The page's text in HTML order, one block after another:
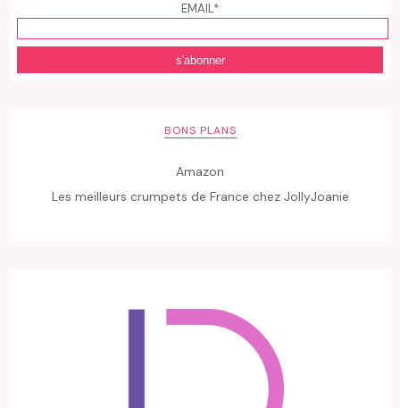
EMAIL*
BONS PLANS
Amazon
Les meilleurs crumpets de France chez JollyJoanie